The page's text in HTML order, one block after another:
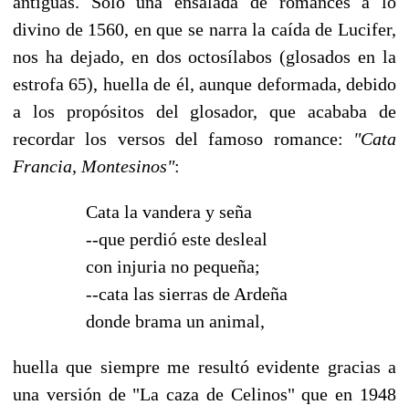
divino de 1560, en que se narra la caída de Lucifer,
nos ha dejado, en dos octosílabos (glosados en la
estrofa 65), huella de él, aunque deformada, debido
a los propósitos del glosador, que acababa de
recordar los versos del famoso romance: "Cata
Francia, Montesinos":
Cata la vandera y seña
--que perdió este desleal
con injuria no pequeña;
--cata las sierras de Ardeña
donde brama un animal,
huella que siempre me resultó evidente gracias a
una versión de "La caza de Celinos" que en 1948